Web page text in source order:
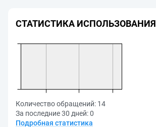
СТАТИСТИКА ИСПОЛЬЗОВАНИЯ
Количество обращений: 14
За последние 30 дней:0
Подробная статистика